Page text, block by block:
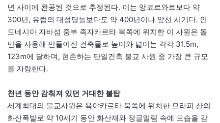
년 사이에 완공된 것으로 추정된다. 이는 앙코르와트보다 약
300년, 유럽의 대성당들보다도 약 400년이나 앞선 시기다. 인
도네시아 자바섬 중부 족자카르타 북쪽에 위치한 이 사원은 돌
만을 사용해 만들어진 건축물로 높이와 넓이는 각각 31.5m,
123m에 달하며, 현존하는 단일건축 불교 사원 중 가장 큰 규모
를 자랑한다.
천년 동안 감춰져 있던 거대한 불탑
세계최대의 불교사원은 욕야카르타 북쪽에 위치한 므라피 산의
화산폭발로 약 10세기 동안 화산재와 정글밀림 속에 모습을 감